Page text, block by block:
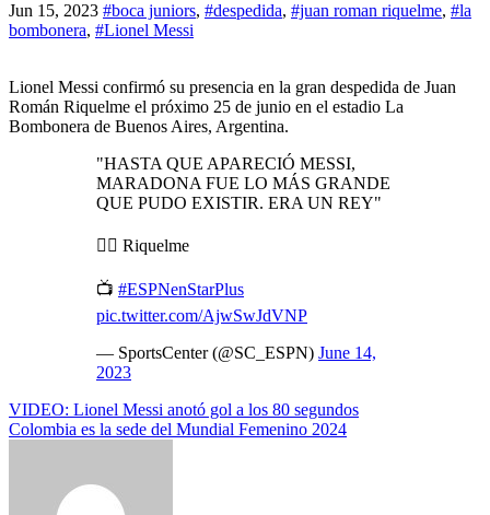
Jun 15, 2023 #boca juniors, #despedida, #juan roman riquelme, #la
bombonera, #Lionel Messi
Lionel Messi confirmó su presencia en la gran despedida de Juan
Román Riquelme el próximo 25 de junio en el estadio La
Bombonera de Buenos Aires, Argentina.
"HASTA QUE APARECIÓ MESSI,
MARADONA FUE LO MÁS GRANDE
QUE PUDO EXISTIR. ERA UN REY"
✍🏻 Riquelme
📺 #ESPNenStarPlus
pic.twitter.com/AjwSwJdVNP
— SportsCenter (@SC_ESPN) June 14,
2023
Navegación
de
VIDEO: Lionel Messi anotó gol a los 80 segundos
Colombia es la sede del Mundial Femenino 2024